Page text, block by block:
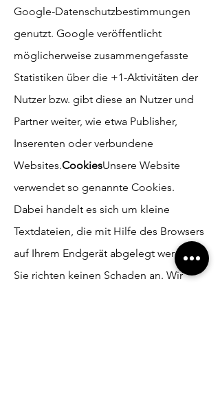
Google-Datenschutzbestimmungen
genutzt. Google veröffentlicht
möglicherweise zusammengefasste
Statistiken über die +1-Aktivitäten der
Nutzer bzw. gibt diese an Nutzer und
Partner weiter, wie etwa Publisher,
Inserenten oder verbundene
Websites.CookiesUnsere Website
verwendet so genannte Cookies.
Dabei handelt es sich um kleine
Textdateien, die mit Hilfe des Browsers
auf Ihrem Endgerät abgelegt werden.
Sie richten keinen Schaden an. Wir